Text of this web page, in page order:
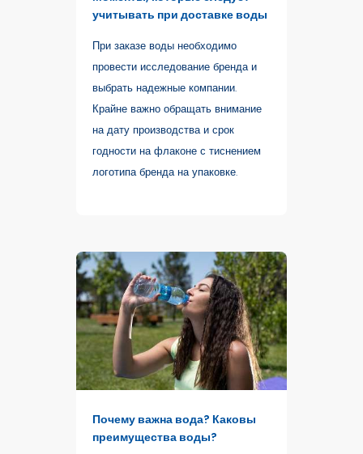
учитывать при доставке воды
При заказе воды необходимо
провести исследование бренда и
выбрать надежные компании.
Крайне важно обращать внимание
на дату производства и срок
годности на флаконе с тиснением
логотипа бренда на упаковке.
Почему важна вода? Каковы
преимущества воды?